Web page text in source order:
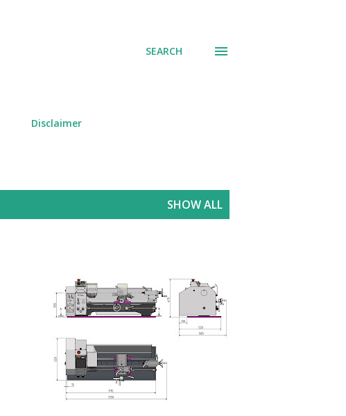
SEARCH
Disclaimer
SHOW ALL